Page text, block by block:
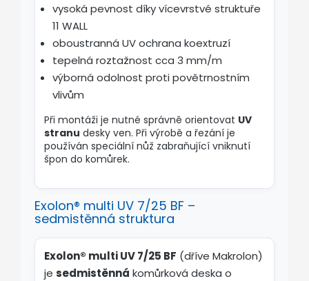
vysoká pevnost díky vícevrstvé struktuře
11 WALL
oboustranná UV ochrana koextruzí
tepelná roztažnost cca 3 mm/m
výborná odolnost proti povětrnostním
vlivům
Při montáži je nutné správně orientovat UV
stranu desky ven. Při výrobě a řezání je
používán speciální nůž zabraňující vniknutí
špon do komůrek.
Exolon® multi UV 7/25 BF –
sedmistěnná struktura
Exolon® multi UV 7/25 BF (dříve Makrolon)
je sedmistěnná komůrková deska o